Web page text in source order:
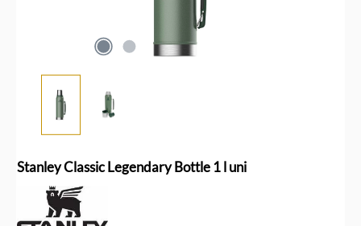
Stanley Classic Legendary Bottle 1 l uni